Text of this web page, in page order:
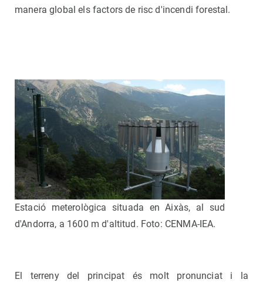
manera global els factors de risc d'incendi forestal.
Estació meterològica situada en Aixàs, al sud
d'Andorra, a 1600 m d'altitud. Foto: CENMA-IEA.
El terreny del principat és molt pronunciat i la